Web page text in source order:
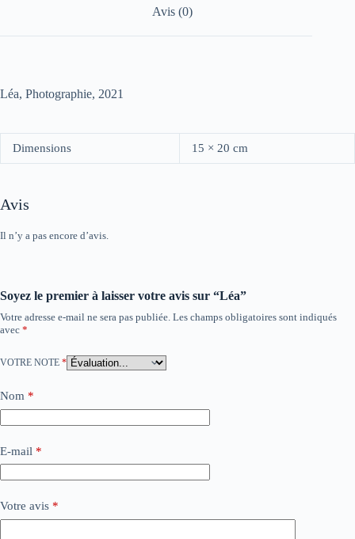
Avis (0)
Léa, Photographie, 2021
Dimensions 15 × 20 cm
Avis
Il n’y a pas encore d’avis.
Soyez le premier à laisser votre avis sur “Léa”
Votre adresse e-mail ne sera pas publiée. Les champs obligatoires sont indiqués
avec *
VOTRE NOTE *
Nom *
E-mail *
Votre avis *